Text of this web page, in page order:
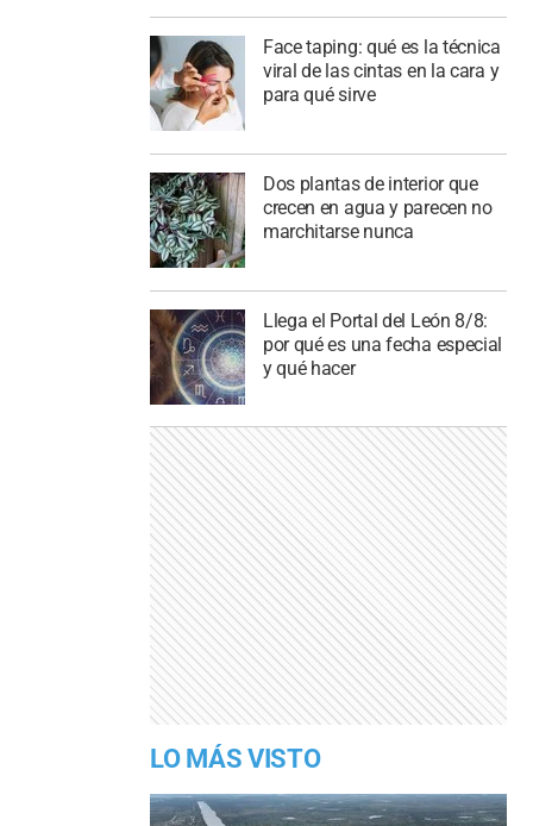
Face taping: qué es la técnica
viral de las cintas en la cara y
para qué sirve
Dos plantas de interior que
crecen en agua y parecen no
marchitarse nunca
Llega el Portal del León 8/8:
por qué es una fecha especial
y qué hacer
LO MÁS VISTO